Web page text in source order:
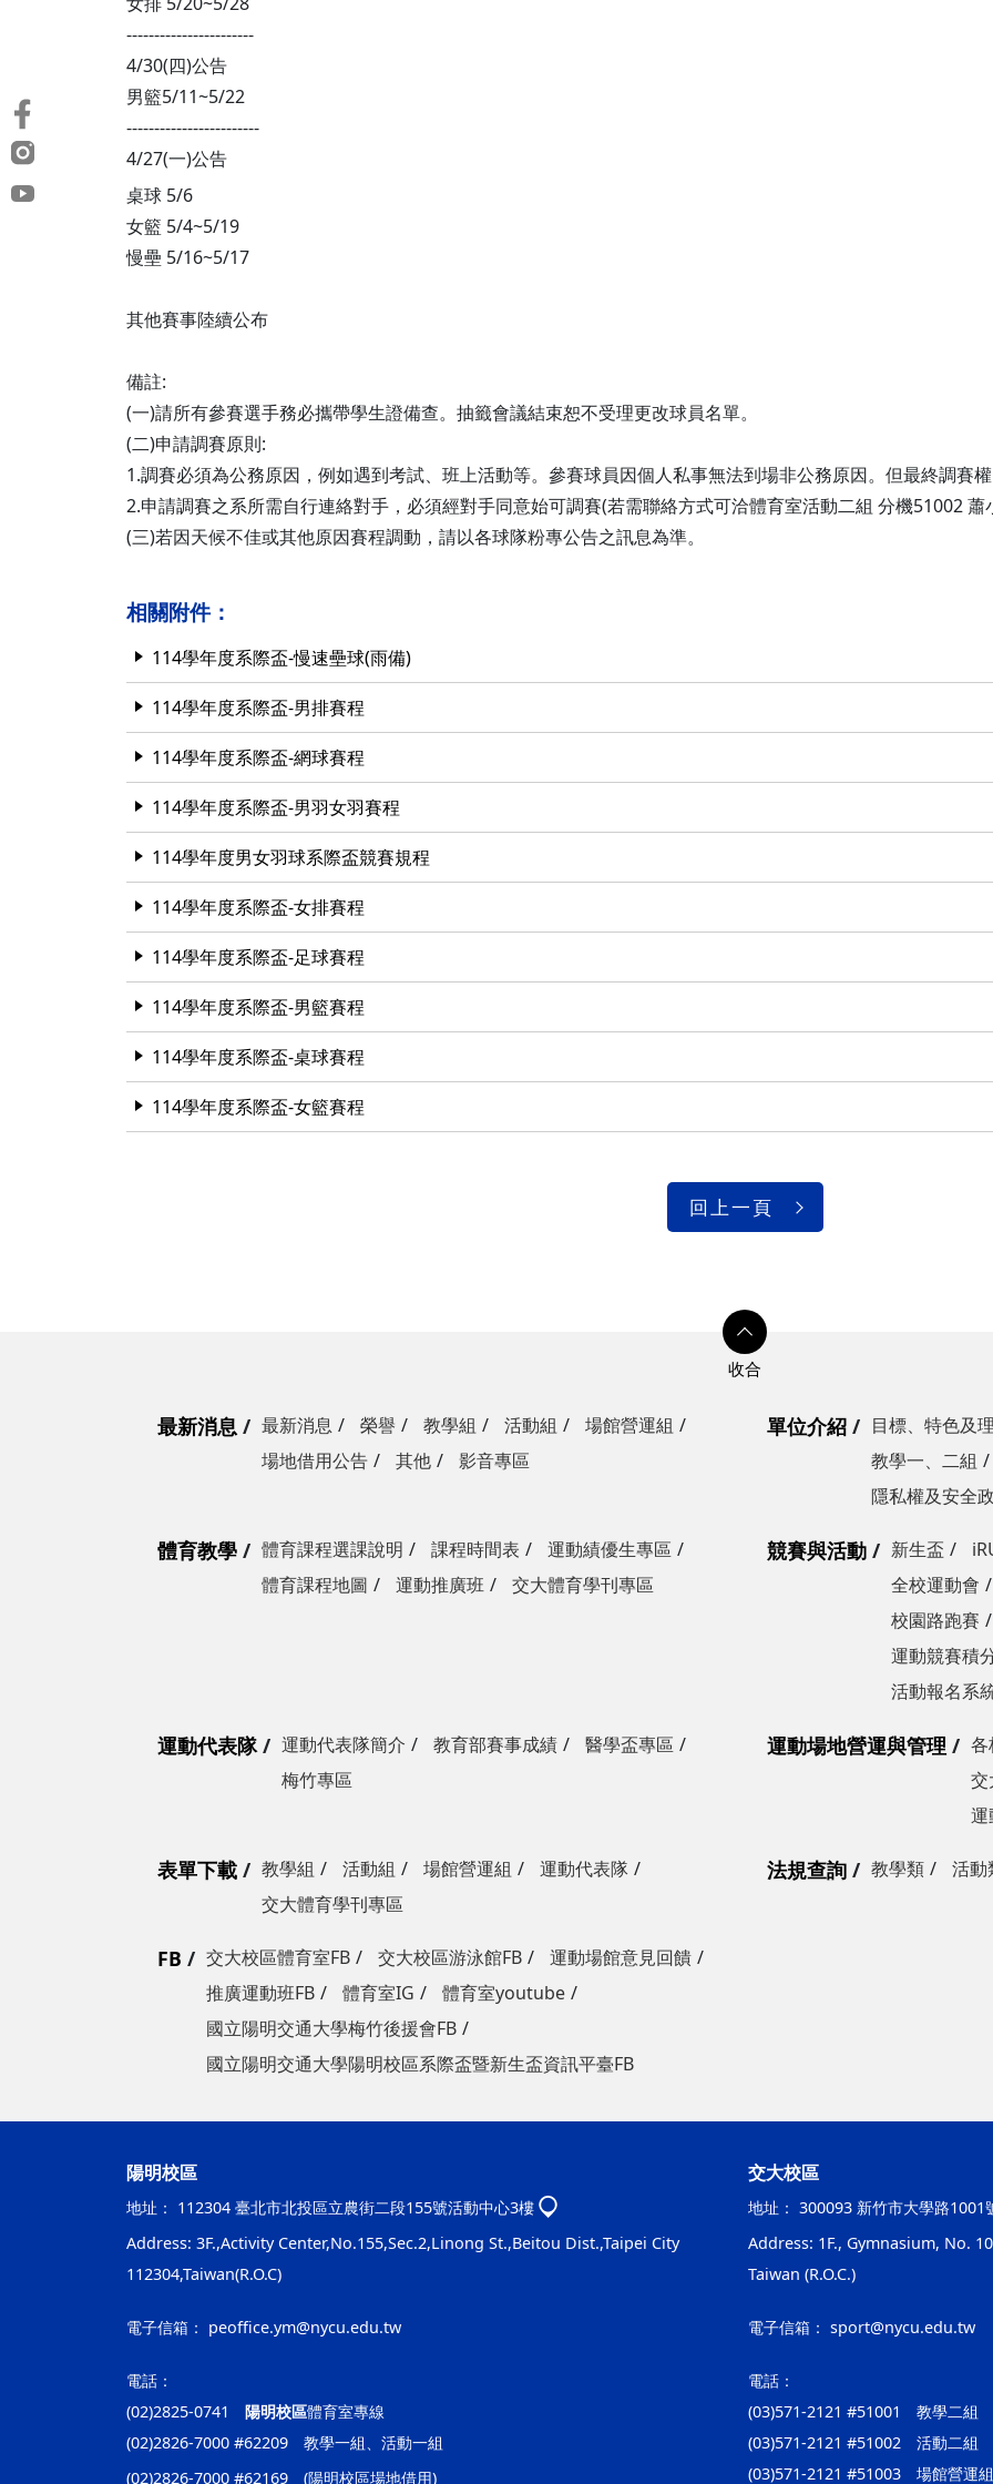
-----------------------
4/30(四)公告
男籃5/11~5/22
------------------------
4/27(一)公告
桌球 5/6
女籃 5/4~5/19
慢壘 5/16~5/17
其他賽事陸續公布
備註:
(一)請所有參賽選手務必攜帶學生證備查。抽籤會議結束恕不受理更改球員名單。
(二)申請調賽原則:
1.調賽必須為公務原因，例如遇到考試、班上活動等。參賽球員因個人私事無法到場非公務原因。但最終調賽
2.申請調賽之系所需自行連絡對手，必須經對手同意始可調賽(若需聯絡方式可洽體育室活動二組 分機51002 蕭
(三)若因天候不佳或其他原因賽程調動，請以各球隊粉專公告之訊息為準。
相關附件：
114學年度系際盃-慢速壘球(雨備)
114學年度系際盃-男排賽程
114學年度系際盃-網球賽程
114學年度系際盃-男羽女羽賽程
114學年度男女羽球系際盃競賽規程
114學年度系際盃-女排賽程
114學年度系際盃-足球賽程
114學年度系際盃-男籃賽程
114學年度系際盃-桌球賽程
114學年度系際盃-女籃賽程
回上一頁
最新消息 最新消息 榮譽 教學組 活動組
場館營運組
場地借用公告
其他 影音專區
單位介紹
目標、特色及
教學一、二組
隱私權及安全
體育教學 體育課程選課說明 課程時間表
運動績優生專區
體育課程地圖
運動推廣班 交大體育學刊專區
競賽與活動 新生盃
全校運動會
校園路跑賽
運動競賽積
活動報名系
運動代表隊 運動代表隊簡介 教育部賽事成績
醫學盃專區
梅竹專區
運動場地營運與管理
各
交
運
表單下載 教學組 活動組 場館營運組
運動代表隊
交大體育學刊專區
法規查詢 教學類 活動
FB 交大校區體育室FB 交大校區游泳館FB
運動場館意見回饋
推廣運動班FB
體育室IG
體育室youtube
國立陽明交通大學梅竹後援會FB
國立陽明交通大學陽明校區系際盃暨新生盃資訊平臺FB
陽明校區
地址： 112304 臺北市北投區立農街二段155號活動中心3樓
Address: 3F.,Activity Center,No.155,Sec.2,Linong St.,Beitou Dist.,Taipei City
112304,Taiwan(R.O.C)
電子信箱： peoffice.ym@nycu.edu.tw
電話：
(02)2825-0741 陽明校區體育室專線
(02)2826-7000 #62209 教學一組、活動一組
(02)2826-7000 #62169 (陽明校區場地借用)
交大校區
地址： 300093 新竹市大學路1001
Address: 1F., Gymnasium, No.
Taiwan (R.O.C.)
電子信箱： sport@nycu.edu.tw
電話：
(03)571-2121 #51001 教學二組
(03)571-2121 #51002 活動二組
(03)571-2121 #51003 場館營運